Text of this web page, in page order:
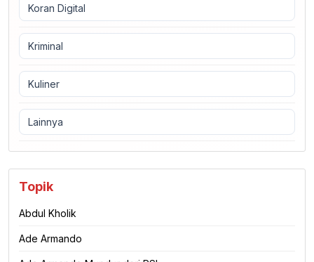
Koran Digital
Kriminal
Kuliner
Lainnya
Topik
Abdul Kholik
Ade Armando